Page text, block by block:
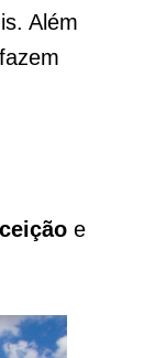
Além
e